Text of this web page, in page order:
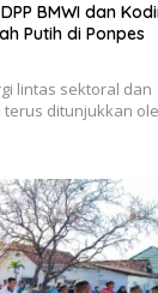
BMWI dan
Putih di Ponpes
lintas sektoral dan
ditunjukkan